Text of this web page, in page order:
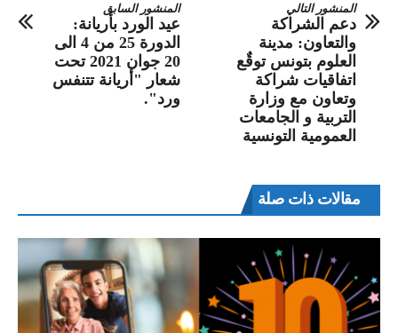
المنشور السابق
عيد الورد بأريانة:
الدورة 25 من 4 الى
20 جوان 2021 تحت
شعار "أريانة تتنفس
ورد".
المنشور التالي
دعم الشراكة
والتعاون: مدينة
العلوم بتونس توقٌع
اتفاقيات شراكة
وتعاون مع وزارة
التربية و الجامعات
العمومية التونسية
مقالات ذات صلة